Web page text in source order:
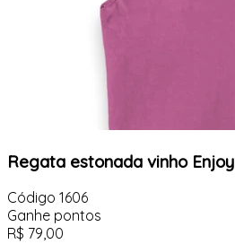
Regata estonada vinho Enjoy
Código 1606
Ganhe pontos
R$ 79,00